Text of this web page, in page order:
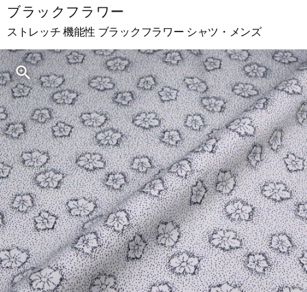
ブラックフラワー
ストレッチ 機能性 ブラックフラワー シャツ・メンズ
zoom_in